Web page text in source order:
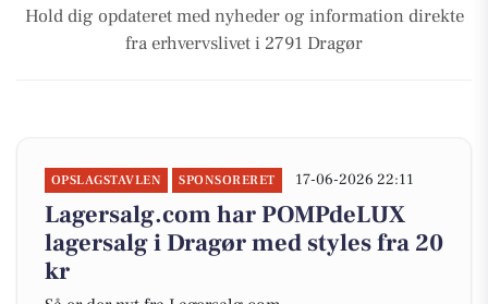
Hold dig opdateret med nyheder og information direkte
fra erhvervslivet i 2791 Dragør
OPSLAGSTAVLEN SPONSORERET 17-06-2026 22:11
Lagersalg.com har POMPdeLUX
lagersalg i Dragør med styles fra 20
kr